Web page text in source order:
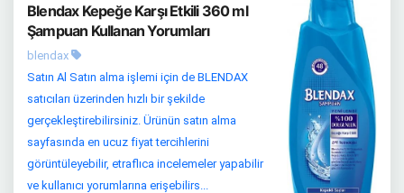
Blendax Kepeğe Karşı Etkili 360 ml
Şampuan Kullanan Yorumları
blendax
Satın Al Satın alma işlemi için de BLENDAX
satıcıları üzerinden hızlı bir şekilde
gerçekleştirebilirsiniz. Ürünün satın alma
sayfasında en ucuz fiyat tercihlerini
görüntüleyebilir, etraflıca incelemeler yapabilir
ve kullanıcı yorumlarına erişebilirs...